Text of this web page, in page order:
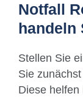
Notfall
handeln
Stellen Sie
Sie
Diese helfen